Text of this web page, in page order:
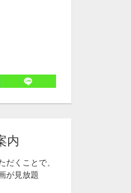
内
だくことで、
が見放題